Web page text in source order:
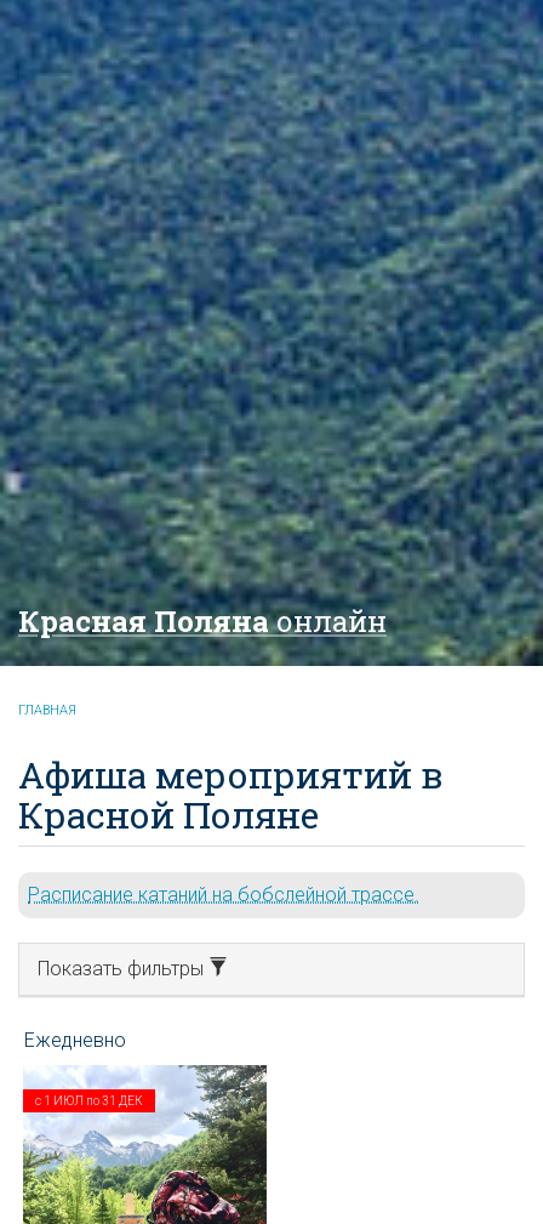
Красная Полянаонлайн
ГЛАВНАЯ
Афиша мероприятий в
Красной Поляне
Расписание катаний на бобслейной трассе.
Показать фильтры
с 1 ИЮЛ по31 ДЕК